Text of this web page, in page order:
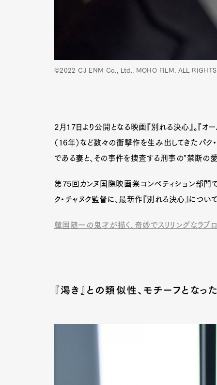
©︎2022 CJ ENM Co., Ltd., MOHO FILM. ALL RIGHTS
2月17日より公開となる映画『別れる決心』。『オー
（16年）など数々の衝撃作を生み出してきたパ
である妻と、その事件を捜査する刑事の"禁断の愛
第75回カンヌ国際映画祭コンペティション部
ク・チャヌク監督に、最新作『別れる決心』につい
韓国随一の鬼才が描く、奇妙でスリリングなラブロ
『渇き』との類似性、モチーフとなっ